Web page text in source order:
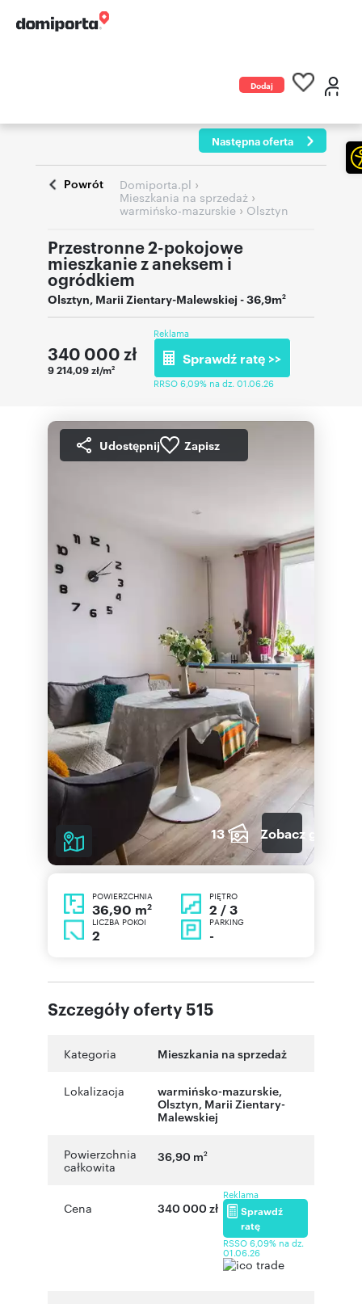
Dodaj
Następna oferta
Powrót Domiporta.pl ›
Mieszkania na sprzedaż ›
warmińsko-mazurskie › Olsztyn
Przestronne 2-pokojowe
mieszkanie z aneksem i
ogródkiem
Olsztyn, Marii Zientary-Malewskiej - 36,9m2
340 000 zł
9 214,09 zł/m2
Reklama
Sprawdź ratę >>
RRSO 6,09% na dz. 01.06.26
Udostępnij Zapisz
13 Zobacz galerię
POWIERZCHNIA
36,90 m2
PIĘTRO
2 / 3
LICZBA POKOI
2
PARKING
-
Szczegóły oferty 515
Kategoria Mieszkania na sprzedaż
Lokalizacja warmińsko-mazurskie,
Olsztyn, Marii Zientary-
Malewskiej
Powierzchnia
całkowita
36,90 m2
Cena 340 000 zł
Reklama
Sprawdź
ratę
RSSO 6,09% na dz.
01.06.26